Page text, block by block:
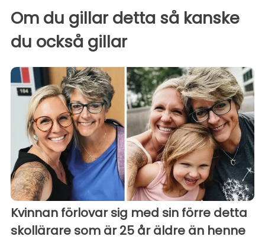
Om du gillar detta så kanske
du också gillar
Kvinnan förlovar sig med sin förre detta
skollärare som är 25 år äldre än henne